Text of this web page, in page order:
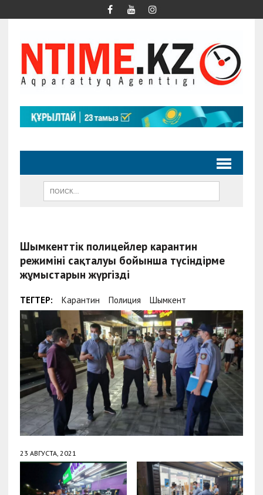
Шымкенттік полицейлер карантин
режимінің сақталуы бойынша түсіндірме
жұмыстарын жүргізді
ТЕГТЕР: Карантин Полиция Шымкент
23 АВГУСТА, 2021